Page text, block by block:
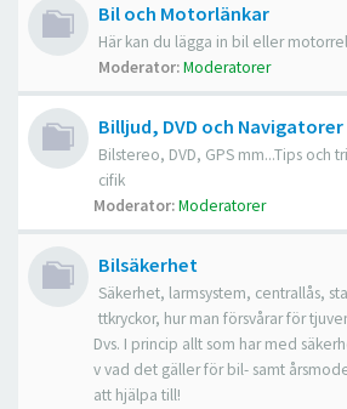
Bil och Motorlänkar
Här kan du lägga in bil eller
Moderator:Moderatorer
Billjud, DVD och Navigatorer
Bilstereo, DVD, GPS mm...Tips
cifik
Moderator:Moderatorer
Bilsäkerhet
Säkerhet, larmsystem, centrallås,
ttkryckor, hur man försvårar för
Dvs. I princip allt som har med
v vad det gäller för bil- samt
att hjälpa till!